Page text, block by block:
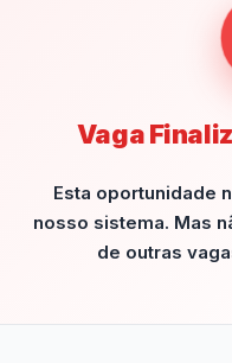
Vaga
Esta oportunidade
nosso sistema. Mas
de outras